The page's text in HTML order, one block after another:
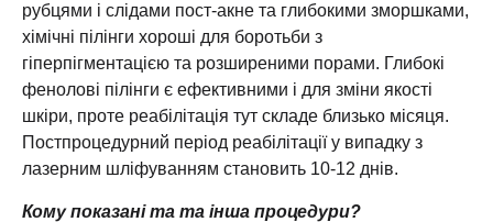
рубцями і слідами пост-акне та глибокими зморшками,
хімічні пілінги хороші для боротьби з
гіперпігментацією та розширеними порами. Глибокі
фенолові пілінги є ефективними і для зміни якості
шкіри, проте реабілітація тут складе близько місяця.
Постпроцедурний період реабілітації у випадку з
лазерним шліфуванням становить 10-12 днів.
Кому показані та та інша процедури?